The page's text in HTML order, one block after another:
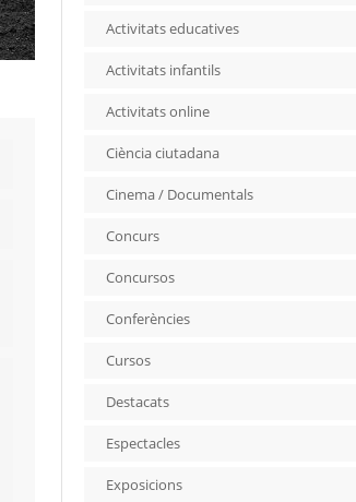
Activitats educatives
Activitats infantils
Activitats online
Ciència ciutadana
Cinema / Documentals
Concurs
Concursos
Conferències
Cursos
Destacats
Espectacles
Exposicions